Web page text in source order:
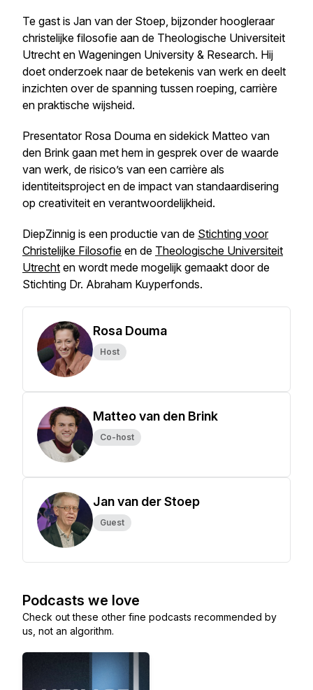
Te gast is Jan van der Stoep, bijzonder hoogleraar
christelijke filosofie aan de Theologische Universiteit
Utrecht en Wageningen University & Research. Hij
doet onderzoek naar de betekenis van werk en deelt
inzichten over de spanning tussen roeping, carrière
en praktische wijsheid.
Presentator Rosa Douma en sidekick Matteo van
den Brink gaan met hem in gesprek over de waarde
van werk, de risico’s van een carrière als
identiteitsproject en de impact van standaardisering
op creativiteit en verantwoordelijkheid.
DiepZinnig is een productie van de Stichting voor
Christelijke Filosofie en de Theologische Universiteit
Utrecht en wordt mede mogelijk gemaakt door de
Stichting Dr. Abraham Kuyperfonds.
Rosa Douma
Host
Matteo van den Brink
Co-host
Jan van der Stoep
Guest
Podcasts we love
Check out these other fine podcasts recommended by
us, not an algorithm.